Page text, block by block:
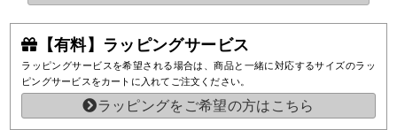
【有料】ラッピングサービス
ラッピングサービスを希望される場合は、商品と一緒に対応するサイズのラッ
ピングサービスをカートに入れてご注文ください。
ラッピングをご希望の方はこちら